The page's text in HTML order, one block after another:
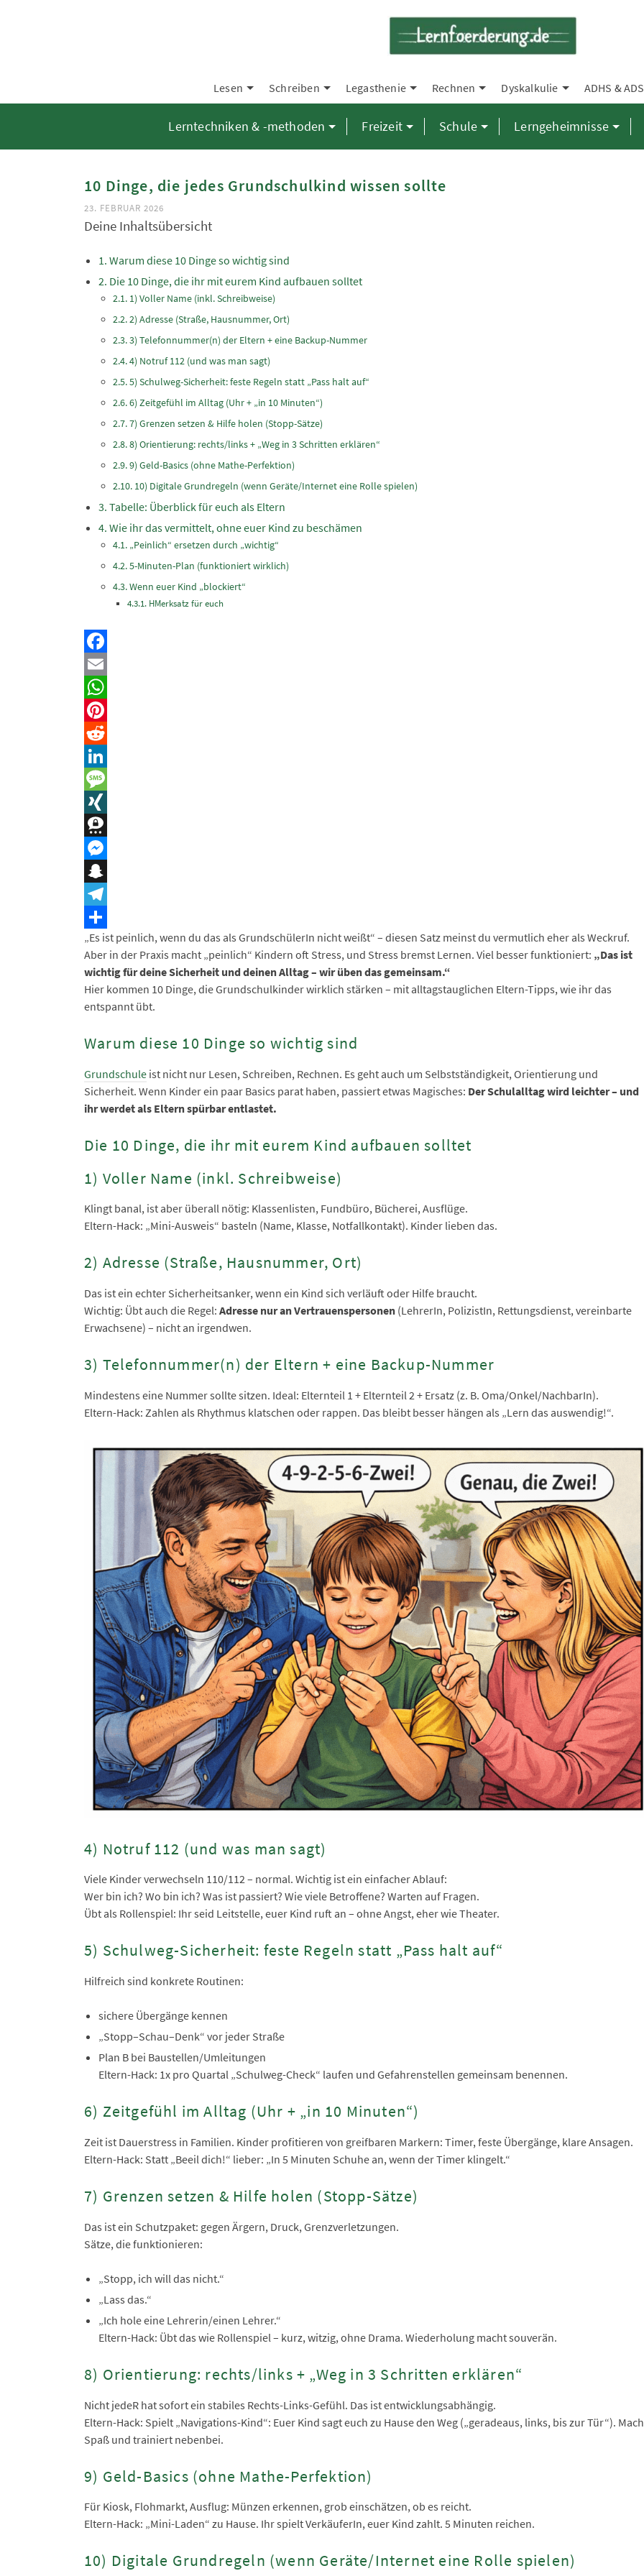
Lesen Schreiben Legasthenie Rechnen Dyskalkulie ADHS & ADS
Lerntechniken & -methoden Freizeit Schule Lerngeheimnisse
10 Dinge, die jedes Grundschulkind wissen sollte
23. FEBRUAR 2026
Deine Inhaltsübersicht
Warum diese 10 Dinge so wichtig sind
Die 10 Dinge, die ihr mit eurem Kind aufbauen solltet
1) Voller Name (inkl. Schreibweise)
2) Adresse (Straße, Hausnummer, Ort)
3) Telefonnummer(n) der Eltern + eine Backup-Nummer
4) Notruf 112 (und was man sagt)
5) Schulweg-Sicherheit: feste Regeln statt „Pass halt auf“
6) Zeitgefühl im Alltag (Uhr + „in 10 Minuten“)
7) Grenzen setzen & Hilfe holen (Stopp-Sätze)
8) Orientierung: rechts/links + „Weg in 3 Schritten erklären“
9) Geld-Basics (ohne Mathe-Perfektion)
10) Digitale Grundregeln (wenn Geräte/Internet eine Rolle spielen)
Tabelle: Überblick für euch als Eltern
Wie ihr das vermittelt, ohne euer Kind zu beschämen
„Peinlich“ ersetzen durch „wichtig“
5-Minuten-Plan (funktioniert wirklich)
Wenn euer Kind „blockiert“
HMerksatz für euch
Facebook
Email
WhatsApp
Pinterest
Reddit
LinkedIn
Message
XING
Threema
Messenger
Snapchat
Telegram
Teilen
„Es ist peinlich, wenn du das als GrundschülerIn nicht weißt“ – diesen Satz meinst du vermutlich eher als Weckruf.
Aber in der Praxis macht „peinlich“ Kindern oft Stress, und Stress bremst Lernen. Viel besser funktioniert: „Das ist
wichtig für deine Sicherheit und deinen Alltag – wir üben das gemeinsam.“
Hier kommen 10 Dinge, die Grundschulkinder wirklich stärken – mit alltagstauglichen Eltern-Tipps, wie ihr das
entspannt übt.
Warum diese 10 Dinge so wichtig sind
Grundschule ist nicht nur Lesen, Schreiben, Rechnen. Es geht auch um Selbstständigkeit, Orientierung und
Sicherheit. Wenn Kinder ein paar Basics parat haben, passiert etwas Magisches: Der Schulalltag wird leichter – und
ihr werdet als Eltern spürbar entlastet.
Die 10 Dinge, die ihr mit eurem Kind aufbauen solltet
1) Voller Name (inkl. Schreibweise)
Klingt banal, ist aber überall nötig: Klassenlisten, Fundbüro, Bücherei, Ausflüge.
Eltern-Hack: „Mini-Ausweis“ basteln (Name, Klasse, Notfallkontakt). Kinder lieben das.
2) Adresse (Straße, Hausnummer, Ort)
Das ist ein echter Sicherheitsanker, wenn ein Kind sich verläuft oder Hilfe braucht.
Wichtig: Übt auch die Regel: Adresse nur an Vertrauenspersonen (LehrerIn, PolizistIn, Rettungsdienst, vereinbarte
Erwachsene) – nicht an irgendwen.
3) Telefonnummer(n) der Eltern + eine Backup-Nummer
Mindestens eine Nummer sollte sitzen. Ideal: Elternteil 1 + Elternteil 2 + Ersatz (z. B. Oma/Onkel/NachbarIn).
Eltern-Hack: Zahlen als Rhythmus klatschen oder rappen. Das bleibt besser hängen als „Lern das auswendig!“.
4) Notruf 112 (und was man sagt)
Viele Kinder verwechseln 110/112 – normal. Wichtig ist ein einfacher Ablauf:
Wer bin ich? Wo bin ich? Was ist passiert? Wie viele Betroffene? Warten auf Fragen.
Übt als Rollenspiel: Ihr seid Leitstelle, euer Kind ruft an – ohne Angst, eher wie Theater.
5) Schulweg-Sicherheit: feste Regeln statt „Pass halt auf“
Hilfreich sind konkrete Routinen:
sichere Übergänge kennen
„Stopp–Schau–Denk“ vor jeder Straße
Plan B bei Baustellen/Umleitungen
Eltern-Hack: 1x pro Quartal „Schulweg-Check“ laufen und Gefahrenstellen gemeinsam benennen.
6) Zeitgefühl im Alltag (Uhr + „in 10 Minuten“)
Zeit ist Dauerstress in Familien. Kinder profitieren von greifbaren Markern: Timer, feste Übergänge, klare Ansagen.
Eltern-Hack: Statt „Beeil dich!“ lieber: „In 5 Minuten Schuhe an, wenn der Timer klingelt.“
7) Grenzen setzen & Hilfe holen (Stopp-Sätze)
Das ist ein Schutzpaket: gegen Ärgern, Druck, Grenzverletzungen.
Sätze, die funktionieren:
„Stopp, ich will das nicht.“
„Lass das.“
„Ich hole eine Lehrerin/einen Lehrer.“
Eltern-Hack: Übt das wie Rollenspiel – kurz, witzig, ohne Drama. Wiederholung macht souverän.
8) Orientierung: rechts/links + „Weg in 3 Schritten erklären“
Nicht jedeR hat sofort ein stabiles Rechts-Links-Gefühl. Das ist entwicklungsabhängig.
Eltern-Hack: Spielt „Navigations-Kind“: Euer Kind sagt euch zu Hause den Weg („geradeaus, links, bis zur Tür“).
Spaß und trainiert nebenbei.
9) Geld-Basics (ohne Mathe-Perfektion)
Für Kiosk, Flohmarkt, Ausflug: Münzen erkennen, grob einschätzen, ob es reicht.
Eltern-Hack: „Mini-Laden“ zu Hause. Ihr spielt VerkäuferIn, euer Kind zahlt. 5 Minuten reichen.
10) Digitale Grundregeln (wenn Geräte/Internet eine Rolle spielen)